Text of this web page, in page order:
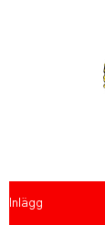
Inlägg